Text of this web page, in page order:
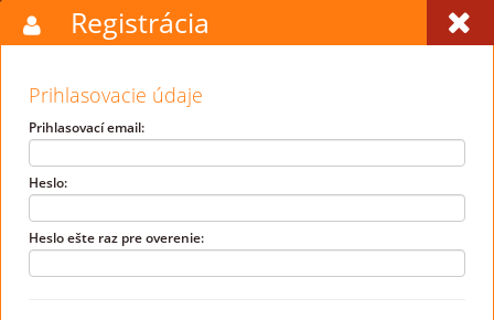
Registrácia
Prihlasovacie údaje
Prihlasovací email:
Heslo:
Heslo ešte raz pre overenie: